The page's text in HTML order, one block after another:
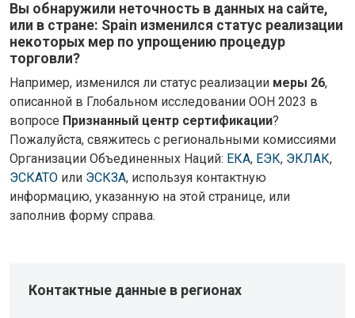
Вы обнаружили неточность в данных на сайте,
или в стране: Spain изменился статус реализации
некоторых мер по упрощению процедур
торговли?
Например, изменился ли статус реализации меры 26,
описанной в Глобальном исследовании ООН 2023 в
вопросе Признанный центр сертификации?
Пожалуйста, свяжитесь с региональными комиссиями
Организации Объединенных Наций: ЕКА, ЕЭК, ЭКЛАК,
ЭСКАТО или ЭСКЗА, используя контактную
информацию, указанную на этой странице, или
заполнив форму справа.
Контактные данные в регионах